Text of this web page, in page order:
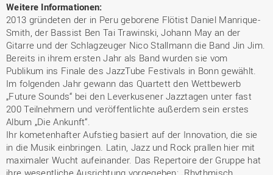
Weitere Informationen:
2013 gründeten der in Peru geborene Flötist Daniel Manrique-
Smith, der Bassist Ben Tai Trawinski, Johann May an der
Gitarre und der Schlagzeuger Nico Stallmann die Band Jin Jim.
Bereits in ihrem ersten Jahr als Band wurden sie vom
Publikum ins Finale des JazzTube Festivals in Bonn gewählt.
Im folgenden Jahr gewann das Quartett den Wettbewerb
„Future Sounds“ bei den Leverkusener Jazztagen unter fast
200 Teilnehmern und veröffentlichte außerdem sein erstes
Album „Die Ankunft“.
Ihr kometenhafter Aufstieg basiert auf der Innovation, die sie
in die Musik einbringen. Latin, Jazz und Rock prallen hier mit
maximaler Wucht aufeinander. Das Repertoire der Gruppe hat
ihre wesentliche Ausrichtung vorgegeben: „Rhythmisch